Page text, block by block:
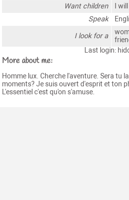
Want children
I
Speak
I look for a
Last login:
More about me:
Homme lux. Cherche l'aventure. Sera tu
moments? Je suis ouvert d'esprit et ton
L'essentiel c'est qu'on s'amuse.